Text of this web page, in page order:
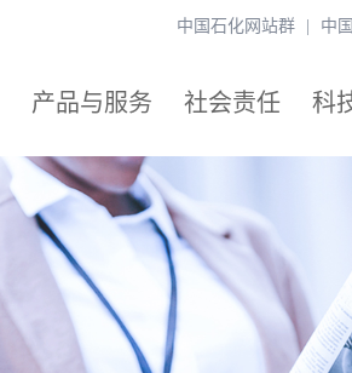
中国石化网站群 中
产品与服务 社会责任 科